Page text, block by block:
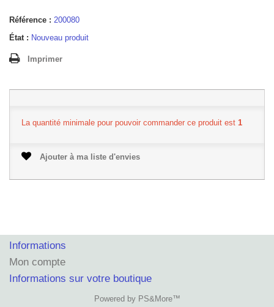
Référence : 200080
État : Nouveau produit
Imprimer
La quantité minimale pour pouvoir commander ce produit est 1
Ajouter à ma liste d'envies
Informations
Mon compte
Informations sur votre boutique
Powered by PS&More™